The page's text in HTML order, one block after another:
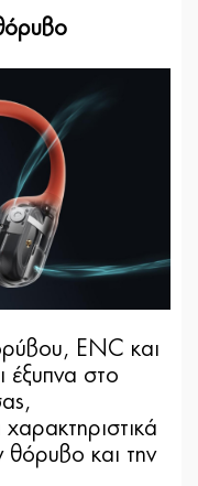
ENC και
έξυπνα στο
χαρακτηριστικά
θόρυβο και την